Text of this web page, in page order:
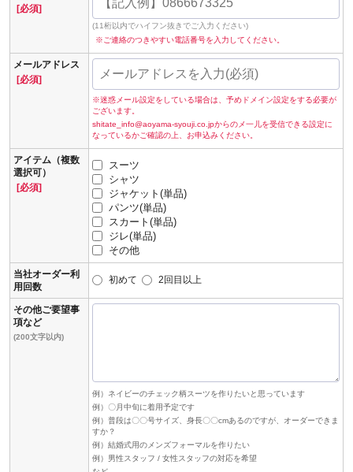
[必須]
(11桁以内でハイフン抜きでご入力ください)
※ご連絡のつきやすい電話番号を入力してください。
メールアドレス
[必須]
※迷惑メール設定をしている場合は、予めドメイン設定をする必要が
ございます。
shitate_info@aoyama-syouji.co.jpからのメ一儿を受信できる設定に
なっているかご確認の上、お申込みください。
アイテム（複数
選択可）
[必須]
スーツ
シャツ
ジャケット(単品)
パンツ(単品)
スカート(単品)
ジレ(単品)
その他
当社オーダー利
用回数
初めて 2回目以上
その他ご要望事
項など
(200文字以内)
例）ネイビーのチェック柄スーツを作りたいと思っています
例）〇月中旬に着用予定です
例）普段は〇〇号サイズ、身長〇〇cmあるのですが、オーダーできま
すか？
例）結婚式用のメンズフォーマルを作りたい
例）男性スタッフ / 女性スタッフの対応を希望